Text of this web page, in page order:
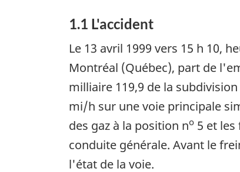
1.1 L'accident
Le 13 avril 1999 vers 15 h 10,
Montréal (Québec), part de
milliaire 119,9 de la
mi/h sur une voie principale
des gaz à la position no 5 et
conduite générale. Avant le
l'état de la voie.